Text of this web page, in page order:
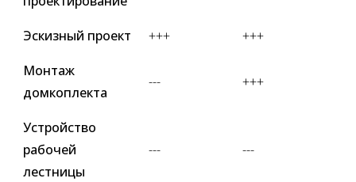
Эскизный проект
+++
+++
Монтаж
домкоплекта
--- +++
Устройство
рабочей
лестницы
--- ---